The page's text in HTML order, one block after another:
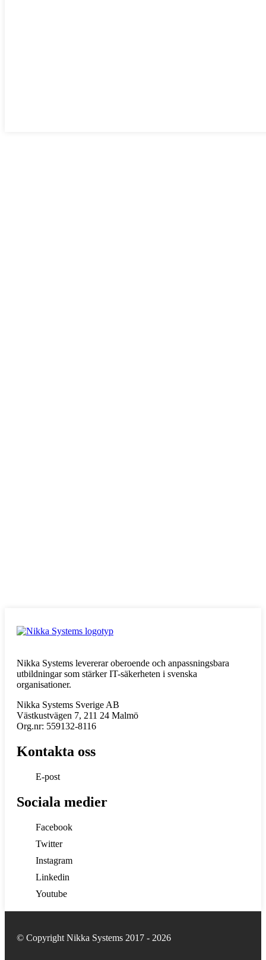
Nikka Systems levererar oberoende och anpassningsbara
utbildningar som stärker IT-säkerheten i svenska
organisationer.
Nikka Systems Sverige AB
Västkustvägen 7, 211 24 Malmö
Org.nr: 559132-8116
Kontakta oss
E-post
Sociala medier
Facebook
Twitter
Instagram
Linkedin
Youtube
© Copyright Nikka Systems 2017 - 2026